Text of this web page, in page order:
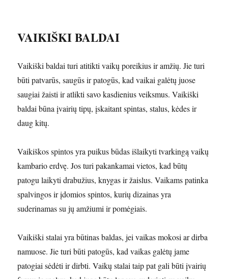
VAIKIŠKI BALDAI
Vaikiški baldai turi atitikti vaikų poreikius ir amžių. Jie turi
būti patvarūs, saugūs ir patogūs, kad vaikai galėtų juose
saugiai žaisti ir atlikti savo kasdienius veiksmus. Vaikiški
baldai būna įvairių tipų, įskaitant spintas, stalus, kėdes ir
daug kitų.
Vaikiškos spintos yra puikus būdas išlaikyti tvarkingą vaikų
kambario erdvę. Jos turi pakankamai vietos, kad būtų
patogu laikyti drabužius, knygas ir žaislus. Vaikams patinka
spalvingos ir įdomios spintos, kurių dizainas yra
suderinamas su jų amžiumi ir pomėgiais.
Vaikiški stalai yra būtinas baldas, jei vaikas mokosi ar dirba
namuose. Jie turi būti patogūs, kad vaikas galėtų jame
patogiai sėdėti ir dirbti. Vaikų stalai taip pat gali būti įvairių